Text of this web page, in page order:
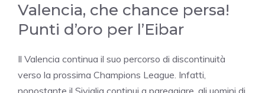
Valencia, che chance persa!
Punti d’oro per l’Eibar
Il Valencia continua il suo percorso di discontinuità
verso la prossima Champions League. Infatti,
nonostante il Siviglia continui a pareggiare, gli uomini di